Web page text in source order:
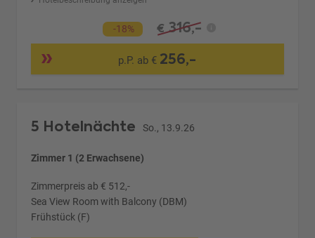
-18% € 316,-
p.P. ab € 256,-
5 Hotelnächte So., 13.9.26
Zimmer 1 (2 Erwachsene)
Zimmerpreis ab € 512,-
Sea View Room with Balcony (DBM)
Frühstück (F)